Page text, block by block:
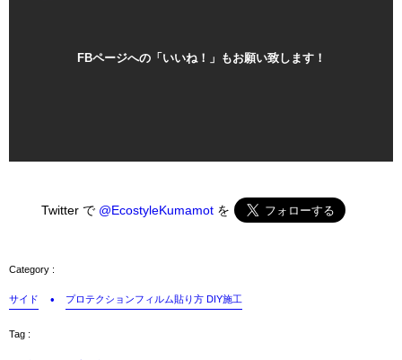
FBページへの「いいね！」もお願い致します！
Twitter で @EcostyleKumamotを
サイド プロテクションフィルム貼り方 DIY施工